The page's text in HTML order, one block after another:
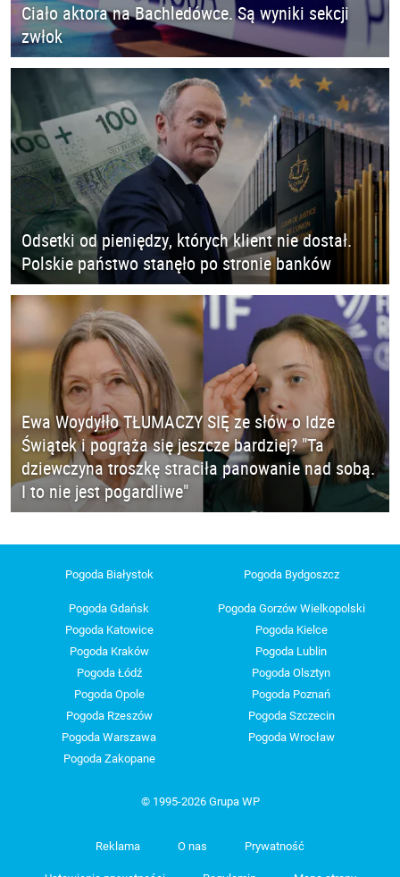
Ciało aktora na Bachledówce. Są wyniki sekcji
zwłok
Odsetki od pieniędzy, których klient nie dostał.
Polskie państwo stanęło po stronie banków
Ewa Woydyłło TŁUMACZY SIĘ ze słów o Idze
Świątek i pogrąża się jeszcze bardziej? "Ta
dziewczyna troszkę straciła panowanie nad sobą.
I to nie jest pogardliwe"
Pogoda Białystok Pogoda Bydgoszcz
Pogoda Gdańsk
Pogoda Gorzów Wielkopolski
Pogoda Katowice
Pogoda Kielce
Pogoda Kraków
Pogoda Lublin
Pogoda Łódź
Pogoda Olsztyn
Pogoda Opole
Pogoda Poznań
Pogoda Rzeszów
Pogoda Szczecin
Pogoda Warszawa
Pogoda Wrocław
Pogoda Zakopane
© 1995-2026 Grupa WP
Reklama O nas Prywatność